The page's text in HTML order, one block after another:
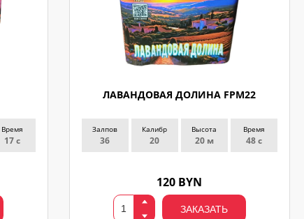
Время
17 с
ЛАВАНДОВАЯ ДОЛИНА FPM22
Залпов
36
Калибр
20
Высота
20 м
Время
48 с
120 BYN
ЗАКАЗАТЬ